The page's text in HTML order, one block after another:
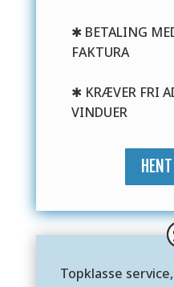
✱ BETALING
FAKTURA
✱ KRÆVER FRI
VINDUER
Topklasse